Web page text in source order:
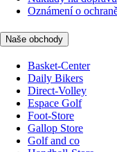
Oznámení o
Naše obchody
Basket-Center
Daily Bikers
Direct-Volley
Espace Golf
Foot-Store
Gallop Store
Golf and co